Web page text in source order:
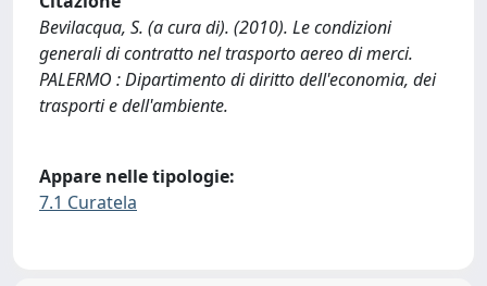
Bevilacqua, S. (a cura di). (2010). Le condizioni
generali di contratto nel trasporto aereo di merci.
PALERMO : Dipartimento di diritto dell'economia, dei
trasporti e dell'ambiente.
Appare nelle tipologie:
7.1 Curatela